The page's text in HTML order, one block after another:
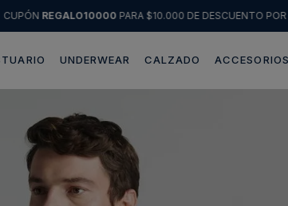
CUPÓN REGALO10000PARA $10.000 DE DESCUENTO
UNDERWEAR CALZADO ACCESORIOS